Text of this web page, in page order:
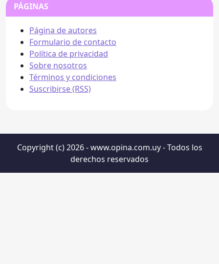
PÁGINAS
Página de autores
Formulario de contacto
Política de privacidad
Sobre nosotros
Términos y condiciones
Suscribirse (RSS)
Copyright (c) 2026 - www.opina.com.uy - Todos los
derechos reservados